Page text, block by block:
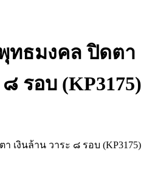
ทธมงคล ปิดตา
รอบ (KP3175)
เงินล้าน วาระ ๘ รอบ (KP3175)